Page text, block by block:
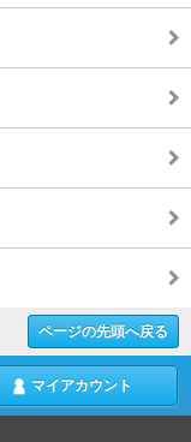
ページの先頭へ戻る
マイアカウント